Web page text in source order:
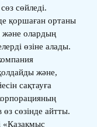
сөйледі.
қоршаған ортаны
және олардың
өзіне алады.
және,
сақтауға
сөзінде айтты.
«Қазақмыс